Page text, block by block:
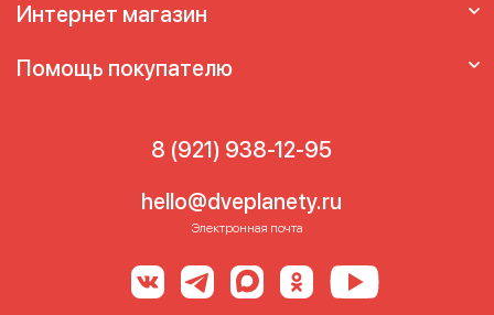
Интернет магазин
Помощь покупателю
8 (921) 938-12-95
hello@dveplanety.ru
Электронная почта